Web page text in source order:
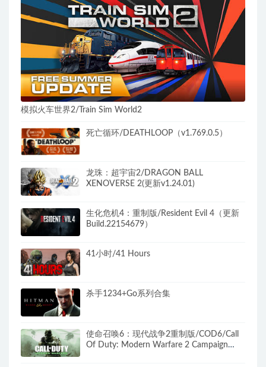
模拟火车世界2/Train Sim World2
死亡循环/DEATHLOOP（v1.769.0.5）
龙珠：超宇宙2/DRAGON BALL
XENOVERSE 2(更新v1.24.01)
生化危机4：重制版/Resident Evil 4（更新
Build.22154679）
41小时/41 Hours
杀手1234+Go系列合集
使命召唤6：现代战争2重制版/COD6/Call
Of Duty: Modern Warfare 2 Campaign